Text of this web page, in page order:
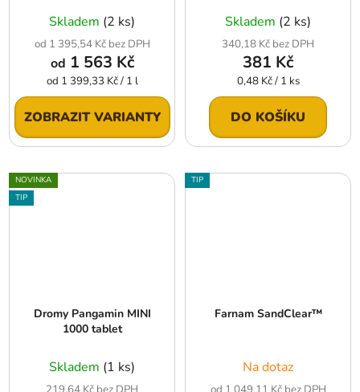
Skladem (2 ks)
od 1 395,54 Kč bez DPH
od 1 563 Kč
Měrná
cena:
od 1 399,33 Kč / 1 l
ZOBRAZIT VARIANTY
Skladem (2 ks)
340,18 Kč bez DPH
381 Kč
Měrná
cena:
0,48 Kč / 1 ks
DO KOŠÍKU
NOVINKA
TIP
Dromy Pangamin MINI
1000 tablet
Skladem (1 ks)
TIP
Farnam SandClear™
Na dotaz